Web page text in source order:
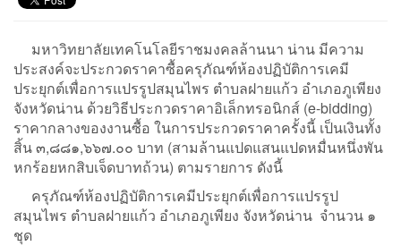
มหาวิทยาลัยเทคโนโลยีราชมงคลล้านนา น่าน มีความ
ประสงค์จะประกวดราคาซื้อครุภัณฑ์ห้องปฏิบัติการเคมี
ประยุกต์เพื่อการแปรรูปสมุนไพร ตำบลฝายแก้ว อำเภอภูเพียง
จังหวัดน่าน ด้วยวิธีประกวดราคาอิเล็กทรอนิกส์ (e-bidding)
ราคากลางของงานซื้อ ในการประกวดราคาครั้งนี้ เป็นเงินทั้ง
สิ้น ๓,๘๘๑,๖๖๗.๐๐ บาท (สามล้านแปดแสนแปดหมื่นหนึ่งพัน
หกร้อยหกสิบเจ็ดบาทถ้วน) ตามรายการ ดังนี้
ครุภัณฑ์ห้องปฏิบัติการเคมีประยุกต์เพื่อการแปรรูป
สมุนไพร ตำบลฝายแก้ว อำเภอภูเพียง จังหวัดน่าน จำนวน ๑
ชุด